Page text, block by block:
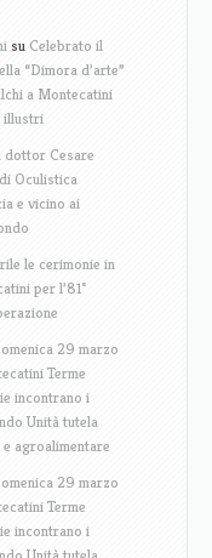
suCelebrato il
“Dimora d’arte”
a Montecatini
illustri
dottor Cesare
Oculistica
e vicino ai
le cerimonie in
per l’81°
29 marzo
Terme
incontrano i
Unità tutela
agroalimentare
29 marzo
Terme
incontrano i